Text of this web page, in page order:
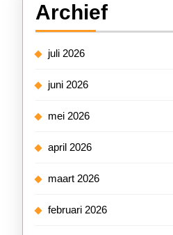
Archief
juli 2026
juni 2026
mei 2026
april 2026
maart 2026
februari 2026